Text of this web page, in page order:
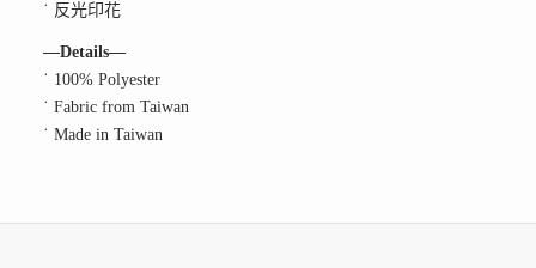
˙ 反光印花
—Details—
˙ 100% Polyester
˙ Fabric from Taiwan
˙ Made in Taiwan